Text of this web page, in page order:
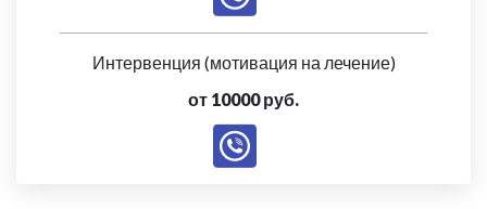
Интервенция (мотивация на лечение)
от 10000 руб.